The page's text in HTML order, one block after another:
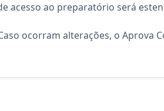
acesso ao preparatório será
ocorram alterações, o Aprova